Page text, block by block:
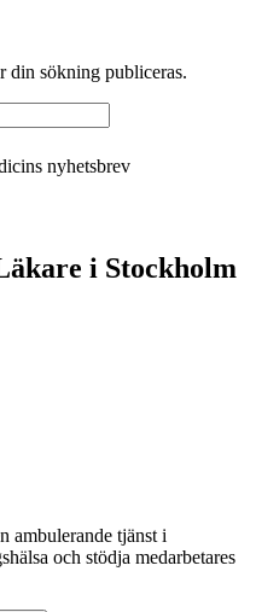
din sökning publiceras.
nyhetsbrev
i Stockholm
ambulerande tjänst i
och stödja medarbetares